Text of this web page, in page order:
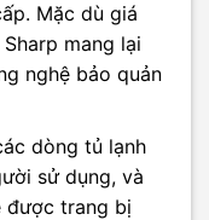
Mặc dù giá
mang lại
nghệ bảo quản
dòng tủ lạnh
sử dụng, và
được trang bị